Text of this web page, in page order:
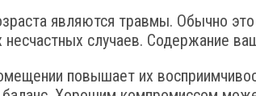
являются травмы. Обычно
несчастных случаев. Содержание
повышает их